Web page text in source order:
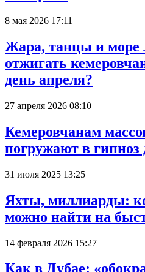
8 мая 2026 17:11
Жара, танцы и море
отжигать
день апреля?
27 апреля 2026 08:10
Кемеровчанам
погружают в гипноз
31 июля 2025 13:25
Яхты, миллиарды:
можно найти на
14 февраля 2026 15:27
Как в Дубае: